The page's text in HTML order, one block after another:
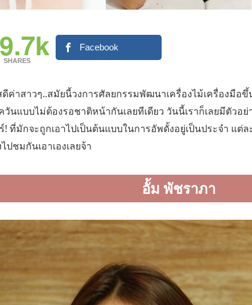
SHARES
Facebook
ค่าสาวๆ..สมัยนี้วงการศัลยกรรมพัฒนาเครื่องไม้เครื่องมือขึ้
นแบบไม่ต้องรอชาติหน้ากันเลยทีเดียว วันนี้เราก็เลยมีตัวอย่
! ที่มักจะถูกเอาไปเป็นต้นแบบในการอัพดั้งอยู่เป็นประจำ แต่
ปชมกันเอาเองเลยจ้า
อั้ม พัชราภา